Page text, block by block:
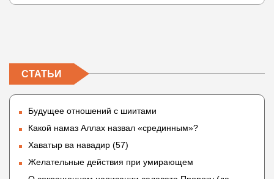
СТАТЬИ
Будущее отношений с шиитами
Какой намаз Аллах назвал «срединным»?
Хаватыр ва навадир (57)
Желательные действия при умирающем